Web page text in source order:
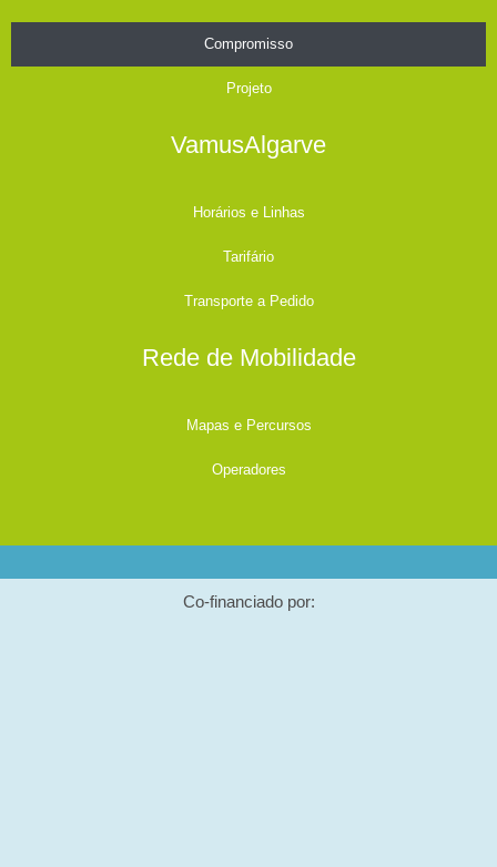
Compromisso
Projeto
VamusAlgarve
Horários e Linhas
Tarifário
Transporte a Pedido
Rede de Mobilidade
Mapas e Percursos
Operadores
Co-financiado por: